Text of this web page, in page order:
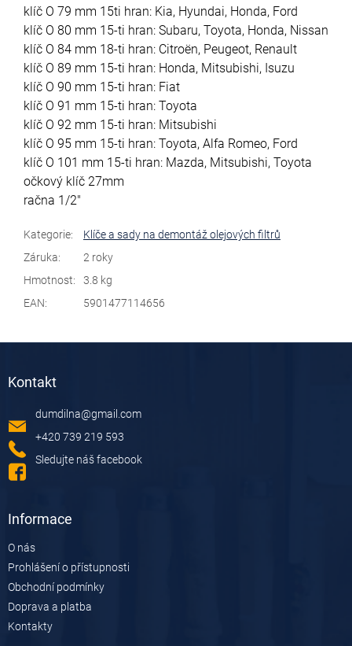
klíč O 79 mm 15ti hran: Kia, Hyundai, Honda, Ford
klíč O 80 mm 15-ti hran: Subaru, Toyota, Honda, Nissan
klíč O 84 mm 18-ti hran: Citroën, Peugeot, Renault
klíč O 89 mm 15-ti hran: Honda, Mitsubishi, Isuzu
klíč O 90 mm 15-ti hran: Fiat
klíč O 91 mm 15-ti hran: Toyota
klíč O 92 mm 15-ti hran: Mitsubishi
klíč O 95 mm 15-ti hran: Toyota, Alfa Romeo, Ford
klíč O 101 mm 15-ti hran: Mazda, Mitsubishi, Toyota
očkový klíč 27mm
račna 1/2"
Kategorie:
Klíče a sady na demontáž olejových filtrů
Záruka:
2 roky
Hmotnost:
3.8 kg
EAN: 5901477114656
Kontakt
dumdilna@gmail.com
+420 739 219 593
Sledujte náš facebook
Informace
O nás
Prohlášení o přístupnosti
Obchodní podmínky
Doprava a platba
Kontakty